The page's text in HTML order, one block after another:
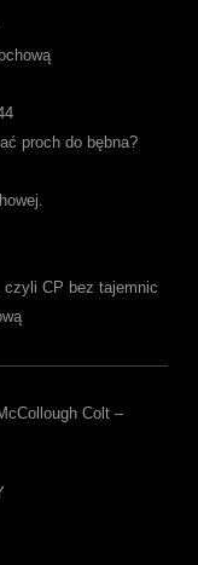
proch do bębna?
czyli CP bez tajemnic
Colt –